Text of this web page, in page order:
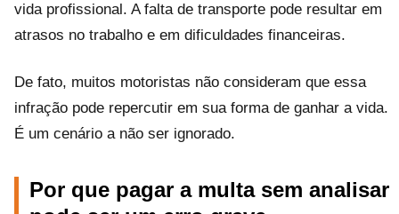
vida profissional. A falta de transporte pode resultar em
atrasos no trabalho e em dificuldades financeiras.
De fato, muitos motoristas não consideram que essa
infração pode repercutir em sua forma de ganhar a vida.
É um cenário a não ser ignorado.
Por que pagar a multa sem analisar